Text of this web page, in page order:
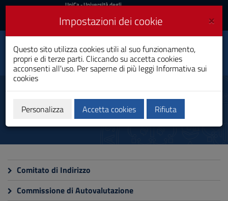
Vai
al
navigazione
sito
al
Footer
UniCa
Accedi
UniCa- Università degli
Accedi UniCA News
Toggle
navigation
Fisica
Laurea Magistrale
Commissioni
Comitato di Indirizzo
Commissione di Autovalutazione
×
Impostazioni dei cookie
Questo sito utilizza cookies utili al suo funzionamento,
propri e di terze parti. Cliccando su accetta cookies
acconsenti all'uso. Per saperne di più leggi Informativa sui
cookies
Personalizza Accetta cookies Rifiuta